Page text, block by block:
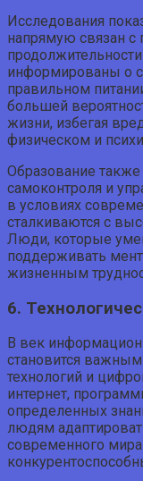
Исследования
напрямую связан с
информированы о
правильном
большей
жизни, избегая
физическом и
Образование
самоконтроля и
в условиях
сталкиваются с
Люди, которые
поддерживать
жизненным
6.
В век
становится
технологий и
интернет,
определенных
людям
современного мира